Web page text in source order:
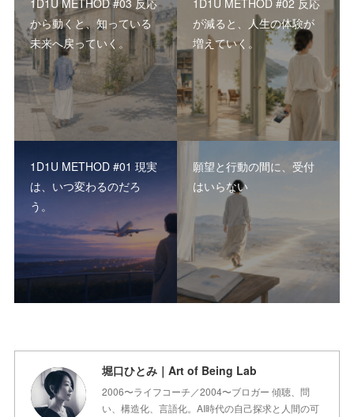
1D1U METHOD #03 反応
から動くと、知っている
未来へ戻っていく。
1D1U METHOD #02 反応
が減ると、人生の体験が
増えていく。
1D1U METHOD #01 現実
は、いつ変わるのだろ
う。
願望と行動の間に、受付
はいらない
堀口ひとみ｜Art of Being Lab
2006〜ライフコーチ／2004〜ブロガー 傾聴、問
い、構造化、言語化。AI時代の自己探求と人間の可